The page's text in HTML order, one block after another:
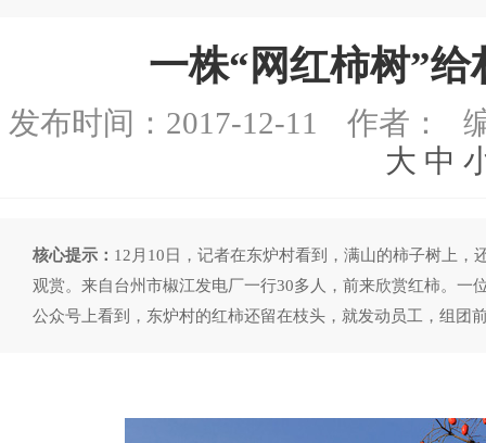
一株“网红柿树”给
发布时间： 2017-12-11 作者：
大 中
核心提示： 12月10日，记者在东炉村看到，满山的柿子树上
观赏。来自台州市椒江发电厂一行30多人，前来欣赏红柿。一
公众号上看到，东炉村的红柿还留在枝头，就发动员工，组团